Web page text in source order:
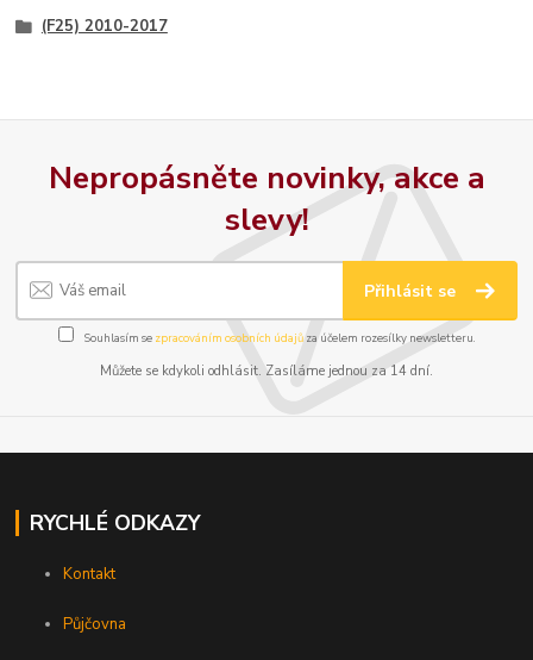
(F25) 2010-2017
Nepropásněte novinky, akce a
slevy!
Přihlásit se
Souhlasím se zpracováním osobních údajůza účelem rozesílky newsletteru.
Můžete se kdykoli odhlásit. Zasíláme jednou za 14 dní.
RYCHLÉ ODKAZY
Kontakt
Půjčovna